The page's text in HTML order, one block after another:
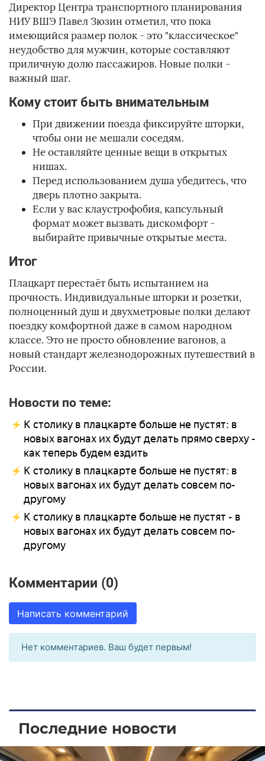
Директор Центра транспортного планирования
НИУ ВШЭ Павел Зюзин отметил, что пока
имеющийся размер полок - это "классическое"
неудобство для мужчин, которые составляют
приличную долю пассажиров. Новые полки -
важный шаг.
Кому стоит быть внимательным
При движении поезда фиксируйте шторки,
чтобы они не мешали соседям.
Не оставляйте ценные вещи в открытых
нишах.
Перед использованием душа убедитесь, что
дверь плотно закрыта.
Если у вас клаустрофобия, капсульный
формат может вызвать дискомфорт -
выбирайте привычные открытые места.
Итог
Плацкарт перестаёт быть испытанием на
прочность. Индивидуальные шторки и розетки,
полноценный душ и двухметровые полки делают
поездку комфортной даже в самом народном
классе. Это не просто обновление вагонов, а
новый стандарт железнодорожных путешествий в
России.
Новости по теме:
К столику в плацкарте больше не пустят: в
новых вагонах их будут делать прямо сверху -
как теперь будем ездить
К столику в плацкарте больше не пустят: в
новых вагонах их будут делать совсем по-
другому
К столику в плацкарте больше не пустят - в
новых вагонах их будут делать совсем по-
другому
Комментарии (0)
Написать комментарий
Нет комментариев. Ваш будет первым!
Последние новости